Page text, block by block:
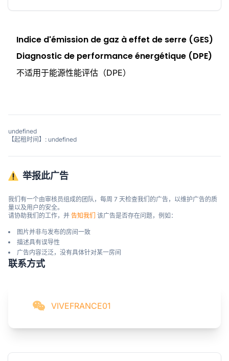
Indice d'émission de gaz à effet de serre (GES)
Diagnostic de performance énergétique (DPE)
不适用于能源性能评估（DPE）
undefined
【起租时间】: undefined
举报此广告
我们有一个由审核员组成的团队，每周 7 天检查我们的广告，以维护广告的质
量以及用户的安全。
请协助我们的工作，并 告知我们 该广告是否存在问题，例如：
图片并非与发布的房间一致
描述具有误导性
广告内容泛泛，没有具体针对某一房间
联系方式
VIVEFRANCE01